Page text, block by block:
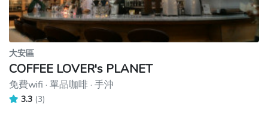
大安區
COFFEE LOVER's PLANET
免費wifi · 單品咖啡 · 手沖
3.3 (3)